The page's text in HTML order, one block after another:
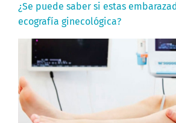
¿Se puede saber si estas
ecografía ginecológica?